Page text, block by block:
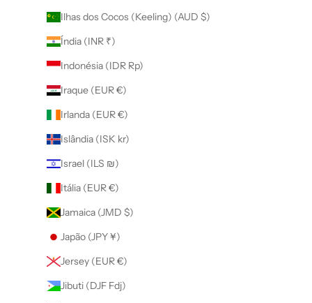
Ilhas dos Cocos (Keeling) (AUD $)
Índia (INR ₹)
Indonésia (IDR Rp)
Iraque (EUR €)
Irlanda (EUR €)
Islândia (ISK kr)
Israel (ILS ₪)
Itália (EUR €)
Jamaica (JMD $)
Japão (JPY ¥)
Jersey (EUR €)
Jibuti (DJF Fdj)